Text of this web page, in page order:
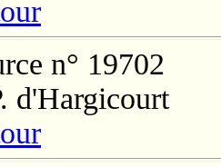
n° 19702
d'Hargicourt